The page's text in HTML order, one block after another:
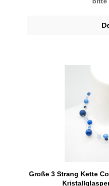
Große 3 Strang Kette Color